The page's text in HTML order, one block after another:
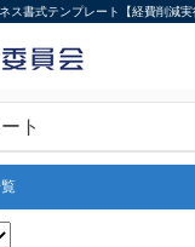
ス書式テンプレート【経費削減実
ト